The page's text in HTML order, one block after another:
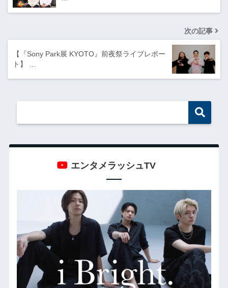
次の記事
【『Sony Park展 KYOTO』前夜祭ライブレポー
ト】 …
エンタメラッシュTV